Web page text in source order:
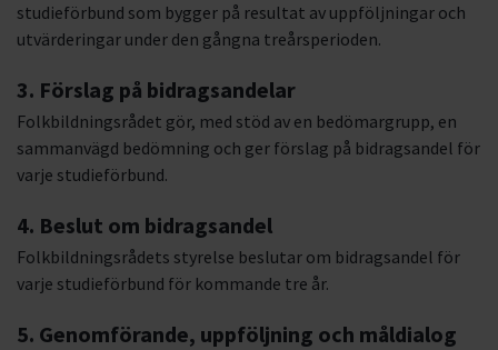
studieförbund som bygger på resultat av uppföljningar och
utvärderingar under den gångna treårsperioden.
3. Förslag på bidragsandelar
Folkbildningsrådet gör, med stöd av en bedömargrupp, en
sammanvägd bedömning och ger förslag på bidragsandel för
varje studieförbund.
4. Beslut om bidragsandel
Folkbildningsrådets styrelse beslutar om bidragsandel för
varje studieförbund för kommande tre år.
5. Genomförande, uppföljning och måldialog